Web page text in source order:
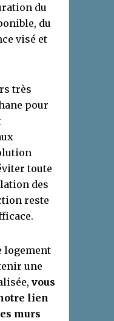
du
du
visé et
très
pour
toute
des
reste
logement
une
vous
lien
murs